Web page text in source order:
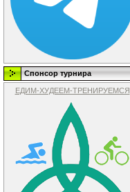
Спонсор турнира
ЕДИМ-ХУДЕЕМ-ТРЕНИРУЕМСЯ